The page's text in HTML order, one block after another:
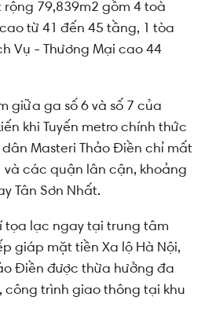
rộng 79,839m2 gồm 4 toà
từ 41 đến 45 tầng, 1 tòa
Vụ - Thương Mại cao 44
giữa ga số 6 và số 7 của
khi Tuyến metro chính thức
Masteri Thảo Điền chỉ mất
và các quận lân cận, khoảng
Tân Sơn Nhất.
tọa lạc ngay tại trung tâm
giáp mặt tiền Xa lộ Hà Nội,
Điền được thừa hưởng đa
công trình giao thông tại khu